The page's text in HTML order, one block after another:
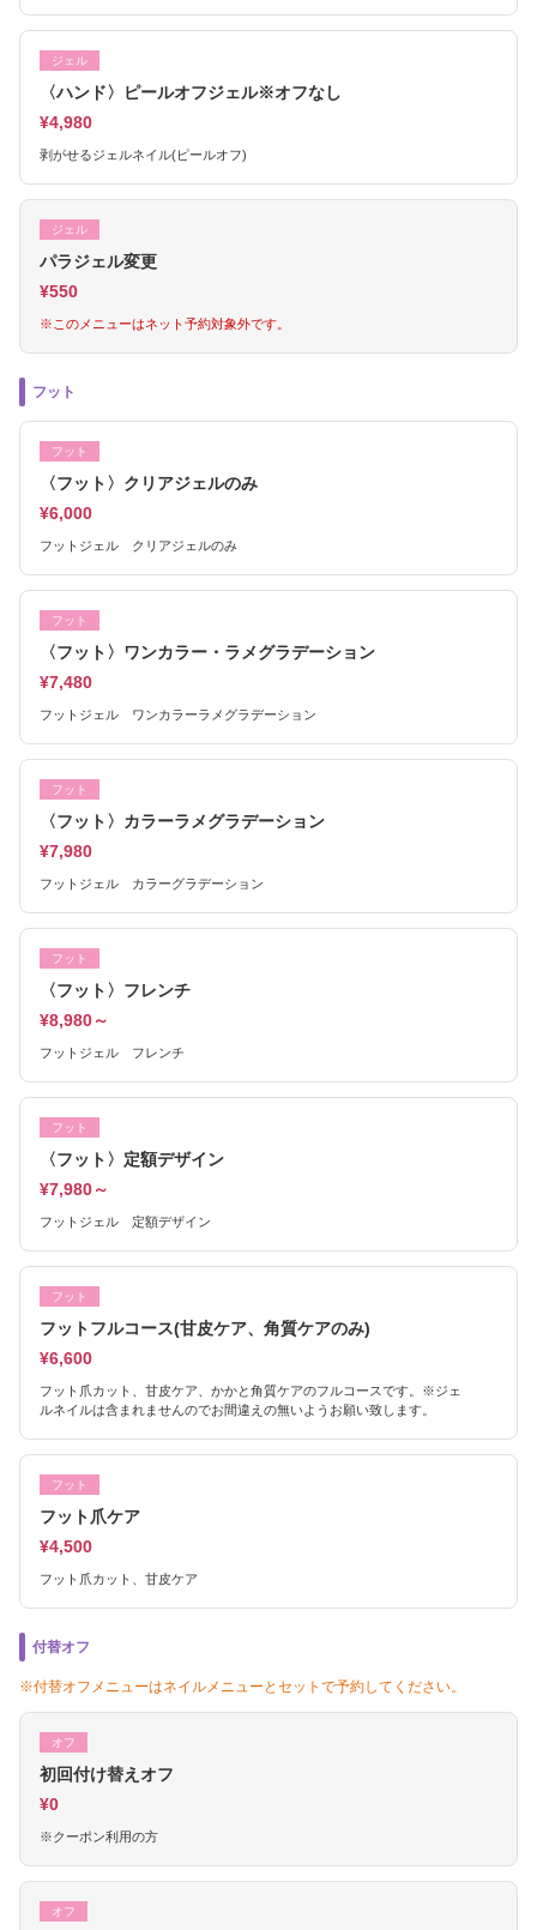
ジェル
〈ハンド〉ピールオフジェル※オフなし
¥4,980
剥がせるジェルネイル(ピールオフ)
ジェル
パラジェル変更
¥550
※このメニューはネット予約対象外です。
フット
フット
〈フット〉クリアジェルのみ
¥6,000
フットジェル クリアジェルのみ
フット
〈フット〉ワンカラー・ラメグラデーション
¥7,480
フットジェル ワンカラーラメグラデーション
フット
〈フット〉カラーラメグラデーション
¥7,980
フットジェル カラーグラデーション
フット
〈フット〉フレンチ
¥8,980～
フットジェル フレンチ
フット
〈フット〉定額デザイン
¥7,980～
フットジェル 定額デザイン
フット
フットフルコース(甘皮ケア、角質ケアのみ)
¥6,600
フット爪カット、甘皮ケア、かかと角質ケアのフルコースです。※ジェ
ルネイルは含まれませんのでお間違えの無いようお願い致します。
フット
フット爪ケア
¥4,500
フット爪カット、甘皮ケア
付替オフ
※付替オフメニューはネイルメニューとセットで予約してください。
オフ
初回付け替えオフ
¥0
※クーポン利用の方
オフ